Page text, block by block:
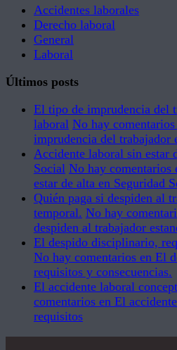
Accidentes laborales
Derecho laboral
General
Laboral
Últimos posts
El tipo de imprudencia del
laboral No hay comentarios
imprudencia del trabajador
Accidente laboral sin estar
Social No hay comentarios
estar de alta en Seguridad
Quién paga si despiden al
temporal. No hay
despiden al trabajador
El despido disciplinario,
No hay comentarios en El
requisitos y consecuencias.
El accidente laboral
comentarios en El
requisitos